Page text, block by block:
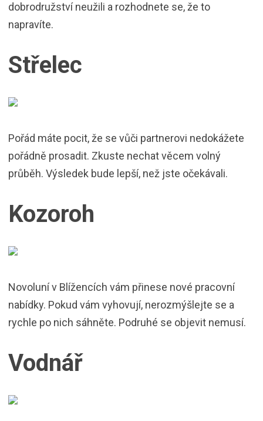
dobrodružství neužili a rozhodnete se, že to
napravíte.
Střelec
Pořád máte pocit, že se vůči partnerovi nedokážete
pořádně prosadit. Zkuste nechat věcem volný
průběh. Výsledek bude lepší, než jste očekávali.
Kozoroh
Novoluní v Blížencích vám přinese nové pracovní
nabídky. Pokud vám vyhovují, nerozmýšlejte se a
rychle po nich sáhněte. Podruhé se objevit nemusí.
Vodnář